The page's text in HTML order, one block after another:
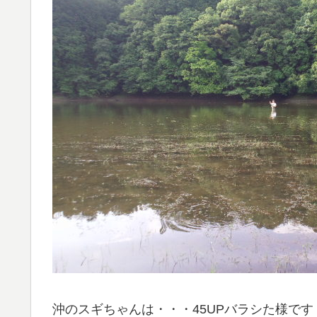
沖のスギちゃんは・・・45UPバラシた様です